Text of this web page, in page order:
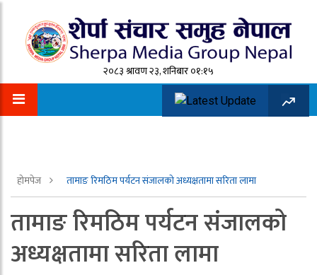
२०८३ श्रावण २३, शनिबार ०१:१५
होमपेज तामाङ रिमठिम पर्यटन संजालको अध्यक्षतामा सरिता लामा
तामाङ रिमठिम पर्यटन संजालको
अध्यक्षतामा सरिता लामा